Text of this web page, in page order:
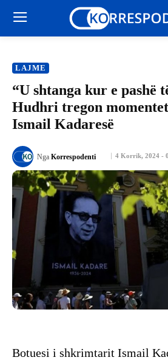
LAJME
“U shtanga kur e pashë
Hudhri tregon
Ismail Kadaresë
4 Korrik, 2024 -
Nga Korrespodenti
Botuesi i shkrimtarit Ismail